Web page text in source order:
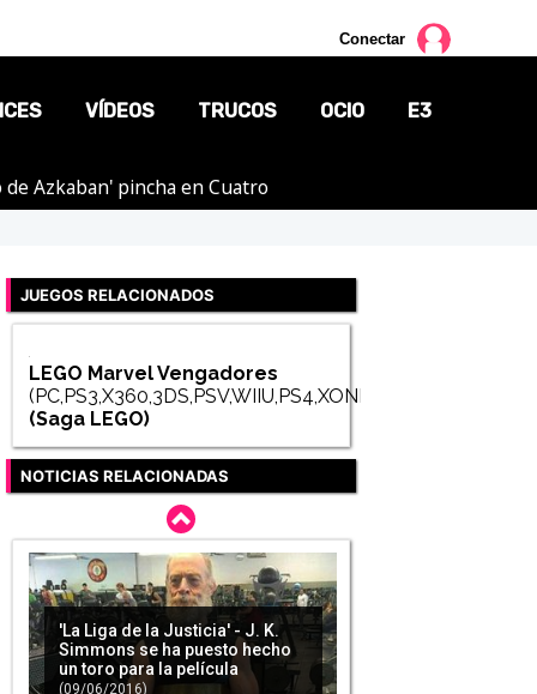
Conectar
VÍDEOS TRUCOS OCIO E3
Azkaban' pincha en Cuatro
JUEGOS RELACIONADOS
LEGO Marvel Vengadores
(PC,PS3,X360,3DS,PSV,WIIU,PS4,XONE)
(Saga LEGO)
NOTICIAS RELACIONADAS
'La Liga de la Justicia' - J. K.
Simmons se ha puesto hecho
un toro para la película
(09/06/2016)